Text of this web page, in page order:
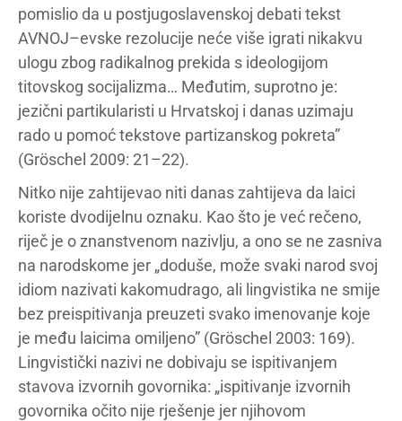
pomislio da u postjugoslavenskoj debati tekst
AVNOJ–evske rezolucije neće više igrati nikakvu
ulogu zbog radikalnog prekida s ideologijom
titovskog socijalizma… Međutim, suprotno je:
jezični partikularisti u Hrvatskoj i danas uzimaju
rado u pomoć tekstove partizanskog pokreta”
(Gröschel 2009: 21–22).
Nitko nije zahtijevao niti danas zahtijeva da laici
koriste dvodijelnu oznaku. Kao što je već rečeno,
riječ je o znanstvenom nazivlju, a ono se ne zasniva
na narodskome jer „doduše, može svaki narod svoj
idiom nazivati kakomudrago, ali lingvistika ne smije
bez preispitivanja preuzeti svako imenovanje koje
je među laicima omiljeno” (Gröschel 2003: 169).
Lingvistički nazivi ne dobivaju se ispitivanjem
stavova izvornih govornika: „ispitivanje izvornih
govornika očito nije rješenje jer njihovom